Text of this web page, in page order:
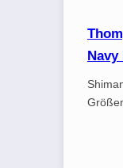
Navy